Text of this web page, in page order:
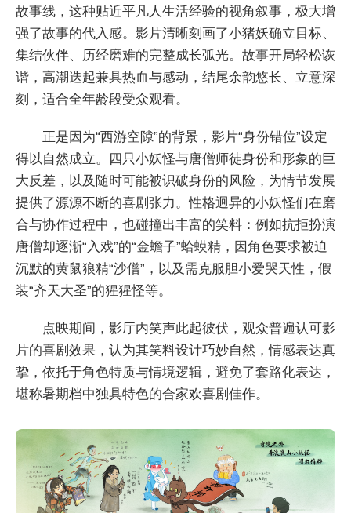
故事线，这种贴近平凡人生活经验的视角叙事，极大增
强了故事的代入感。影片清晰刻画了小猪妖确立目标、
集结伙伴、历经磨难的完整成长弧光。故事开局轻松诙
谐，高潮迭起兼具热血与感动，结尾余韵悠长、立意深
刻，适合全年龄段受众观看。
正是因为“西游空隙”的背景，影片“身份错位”设定
得以自然成立。四只小妖怪与唐僧师徒身份和形象的巨
大反差，以及随时可能被识破身份的风险，为情节发展
提供了源源不断的喜剧张力。性格迥异的小妖怪们在磨
合与协作过程中，也碰撞出丰富的笑料：例如抗拒扮演
唐僧却逐渐“入戏”的“金蟾子”蛤蟆精，因角色要求被迫
沉默的黄鼠狼精“沙僧”，以及需克服胆小爱哭天性，假
装“齐天大圣”的猩猩怪等。
点映期间，影厅内笑声此起彼伏，观众普遍认可影
片的喜剧效果，认为其笑料设计巧妙自然，情感表达真
挚，依托于角色特质与情境逻辑，避免了套路化表达，
堪称暑期档中独具特色的合家欢喜剧佳作。